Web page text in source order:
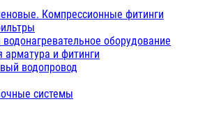
Компрессионные фитинги
оборудование
арматура и фитинги
водопровод
системы